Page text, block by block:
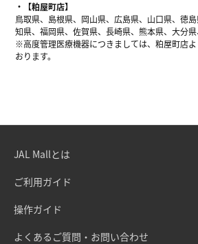
【粕屋町店】
鳥取県、島根県、岡山県、広島県、山口県、徳
知県、福岡県、佐賀県、長崎県、熊本県、大分
※高度管理医療機器につきましては、粕屋町店
おります。
JAL Mallとは
ご利用ガイド
操作ガイド
よくあるご質問・お問い合わせ